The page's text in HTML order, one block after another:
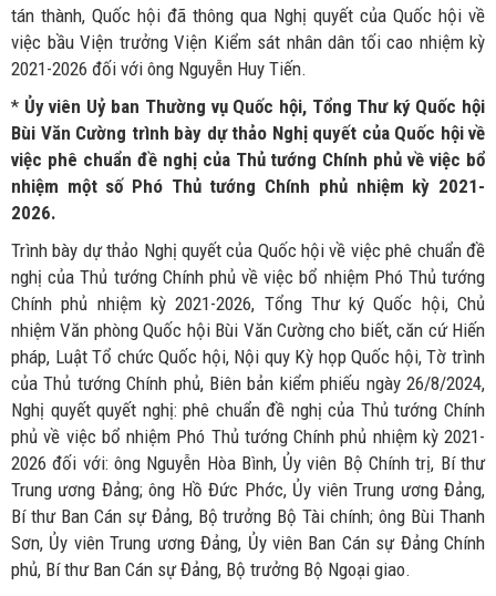
tán thành, Quốc hội đã thông qua Nghị quyết của Quốc hội về
việc bầu Viện trưởng Viện Kiểm sát nhân dân tối cao nhiệm kỳ
2021-2026 đối với ông Nguyễn Huy Tiến.
* Ủy viên Uỷ ban Thường vụ Quốc hội, Tổng Thư ký Quốc hội
Bùi Văn Cường trình bày dự thảo Nghị quyết của Quốc hội về
việc phê chuẩn đề nghị của Thủ tướng Chính phủ về việc bổ
nhiệm một số Phó Thủ tướng Chính phủ nhiệm kỳ 2021-
2026.
Trình bày dự thảo Nghị quyết của Quốc hội về việc phê chuẩn đề
nghị của Thủ tướng Chính phủ về việc bổ nhiệm Phó Thủ tướng
Chính phủ nhiệm kỳ 2021-2026, Tổng Thư ký Quốc hội, Chủ
nhiệm Văn phòng Quốc hội Bùi Văn Cường cho biết, căn cứ Hiến
pháp, Luật Tổ chức Quốc hội, Nội quy Kỳ họp Quốc hội, Tờ trình
của Thủ tướng Chính phủ, Biên bản kiểm phiếu ngày 26/8/2024,
Nghị quyết quyết nghị: phê chuẩn đề nghị của Thủ tướng Chính
phủ về việc bổ nhiệm Phó Thủ tướng Chính phủ nhiệm kỳ 2021-
2026 đối với: ông Nguyễn Hòa Bình, Ủy viên Bộ Chính trị, Bí thư
Trung ương Đảng; ông Hồ Đức Phớc, Ủy viên Trung ương Đảng,
Bí thư Ban Cán sự Đảng, Bộ trưởng Bộ Tài chính; ông Bùi Thanh
Sơn, Ủy viên Trung ương Đảng, Ủy viên Ban Cán sự Đảng Chính
phủ, Bí thư Ban Cán sự Đảng, Bộ trưởng Bộ Ngoại giao.